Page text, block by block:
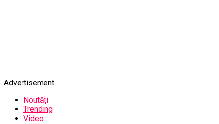
Advertisement
Noutăți
Trending
Video